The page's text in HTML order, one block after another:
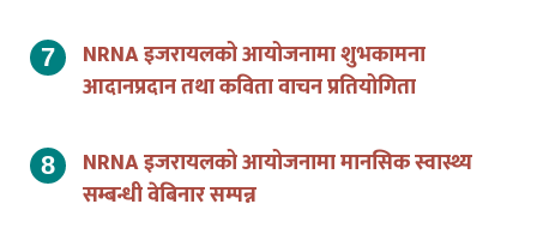
NRNA इजरायलको आयोजनामा शुभकामना
आदानप्रदान तथा कविता वाचन प्रतियोगिता
NRNA इजरायलको आयोजनामा मानसिक स्वास्थ्य
सम्बन्धी वेबिनार सम्पन्न